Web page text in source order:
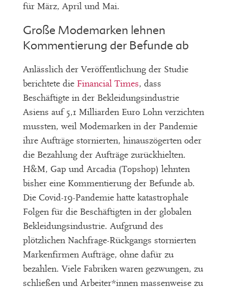
für März, April und Mai.
Große Modemarken lehnen
Kommentierung der Befunde ab
Anlässlich der Veröffentlichung der Studie
berichtete die Financial Times, dass
Beschäftigte in der Bekleidungsindustrie
Asiens auf 5,1 Milliarden Euro Lohn verzichten
mussten, weil Modemarken in der Pandemie
ihre Aufträge stornierten, hinauszögerten oder
die Bezahlung der Aufträge zurückhielten.
H&M, Gap und Arcadia (Topshop) lehnten
bisher eine Kommentierung der Befunde ab.
Die Covid-19-Pandemie hatte katastrophale
Folgen für die Beschäftigten in der globalen
Bekleidungsindustrie. Aufgrund des
plötzlichen Nachfrage-Rückgangs stornierten
Markenfirmen Aufträge, ohne dafür zu
bezahlen. Viele Fabriken waren gezwungen, zu
schließen und Arbeiter*innen massenweise zu